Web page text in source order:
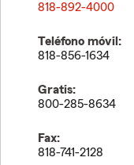
818-892-4000
Teléfono móvil:
818-856-1634
Gratis:
800-285-8634
Fax:
818-741-2128